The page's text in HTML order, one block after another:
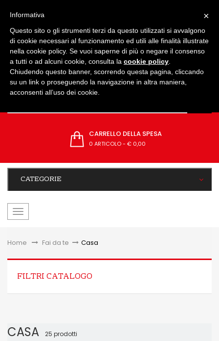
CARRELLO DELLA SPESA
0 ARTICOLO- € 0,00
CATEGORIE
navigazione
Home &gt;Fai da te > Casa
FILTRI CATALOGO
CASA 25 prodotti
×
Informativa
Questo sito o gli strumenti terzi da questo utilizzati si avvalgono
di cookie necessari al funzionamento ed utili alle finalità illustrate
nella cookie policy. Se vuoi saperne di più o negare il consenso
a tutti o ad alcuni cookie, consulta la cookie policy
Chiudendo questo banner, scorrendo questa pagina, cliccando
su un link o proseguendo la navigazione in altra maniera,
acconsenti all’uso dei cookie.